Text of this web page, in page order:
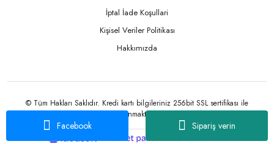
Sipariş verin
Facebook
İptal İade Koşullari
Kişisel Veriler Politikası
Hakkımızda
© Tüm Hakları Saklıdır. Kredi kartı bilgileriniz 256bit SSL sertifikası ile
korunmaktadır.